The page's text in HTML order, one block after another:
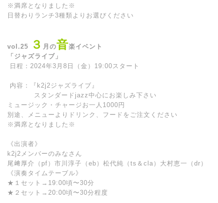
※満席となりました※
日替わりランチ3種類よりお選びください
vol.25 ３ 月の音楽イベント
「ジャズライブ」
日程：2024年3月8日（金）19:00スタート
内容：『k2j2ジャズライブ』
スタンダードjazz中心にお楽しみ下さい
ミュージック・チャージお一人1000円
別途、メニューよりドリンク、フードをご注文ください
※満席となりました※
《出演者》
k2j2メンバーのみなさん
尾﨑厚介（pf）市川淳子（eb）松代純（ts＆cla）大村恵一（dr）
《演奏タイムテーブル》
★１セット→19:00頃〜30分
★２セット→20:00頃〜30分程度